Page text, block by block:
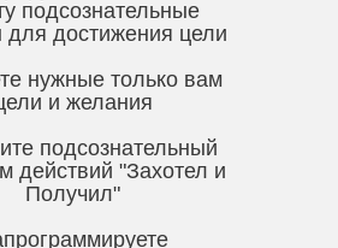
подсознательные
для достижения цели
нужные только вам
и желания
подсознательный
действий "Захотел и
Получил"